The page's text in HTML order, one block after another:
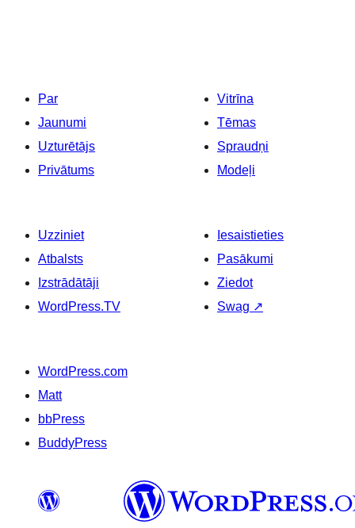
Par
Jaunumi
Uzturētājs
Privātums
Vitrīna
Tēmas
Spraudņi
Modeļi
Uzziniet
Atbalsts
Izstrādātāji
WordPress.TV
Iesaistieties
Pasākumi
Ziedot
Swag ↗
WordPress.com
Matt
bbPress
BuddyPress